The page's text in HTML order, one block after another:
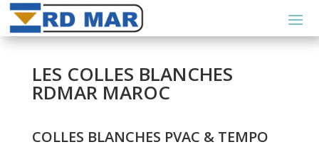
LES COLLES BLANCHES
RDMAR MAROC
COLLES BLANCHES PVAC & TEMPO